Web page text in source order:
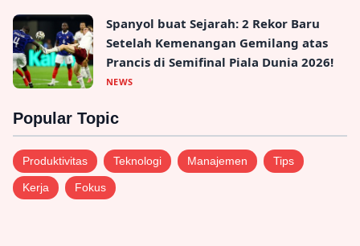
Spanyol buat Sejarah: 2 Rekor Baru
Setelah Kemenangan Gemilang atas
Prancis di Semifinal Piala Dunia 2026!
NEWS
Popular Topic
Produktivitas Teknologi Manajemen Tips
Kerja Fokus